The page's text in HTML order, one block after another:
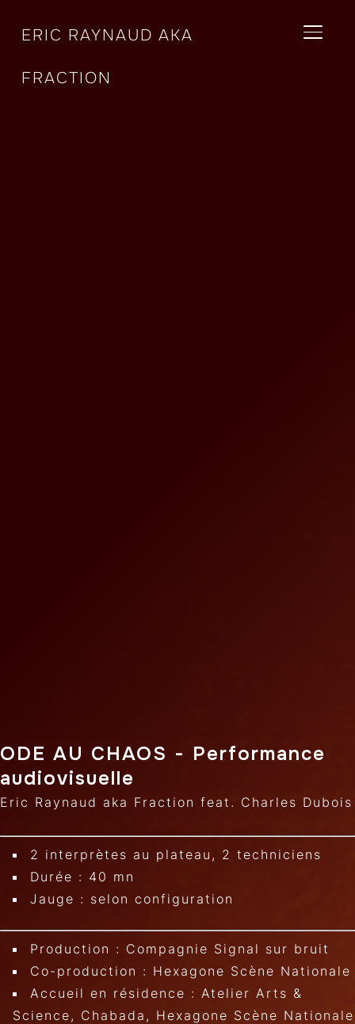
ERIC RAYNAUD AKA
FRACTION
ODE AU CHAOS - Performance
audiovisuelle
Eric Raynaud aka Fraction feat. Charles Dubois
2 interprètes au plateau, 2 techniciens
Durée : 40 mn
Jauge : selon configuration
Production : Compagnie Signal sur bruit
Co-production : Hexagone Scène Nationale
Accueil en résidence : Atelier Arts &
Science, Chabada, Hexagone Scène Nationale